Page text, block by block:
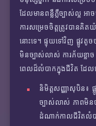
ដែលមានពន្លឺភ្លឺច្បាស់ល្អ អ
ការសម្រេចចិត្តត្រូវបានគិ
នោះទេ។ ផ្ទុយទៅវិញ ផ្លូវតូ
មិនច្បាស់លាស់ ការភ័យខ្លាច
ពេលដ៏លំបាកក្នុងជីវិត ដែ
និមិត្តសញ្ញាសុបិន៖ ផ្
ច្បាស់លាស់ ភាពមិនច្
ដំណាក់កាលជីវិតលំប